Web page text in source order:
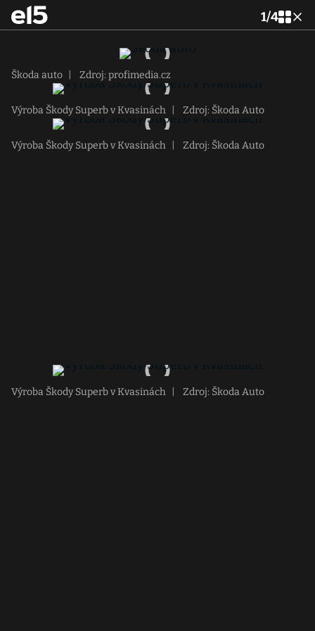
1/4
Škoda auto Zdroj: profimedia.cz
Výroba Škody Superb v Kvasinách Zdroj: Škoda Auto
Výroba Škody Superb v Kvasinách Zdroj: Škoda Auto
Výroba Škody Superb v Kvasinách Zdroj: Škoda Auto